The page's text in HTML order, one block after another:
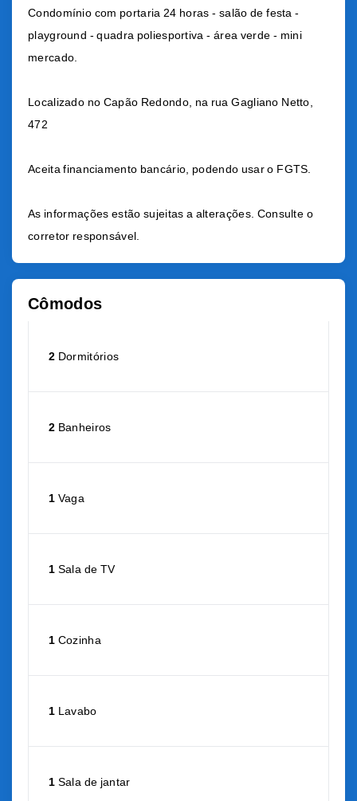
Condomínio com portaria 24 horas - salão de festa -
playground - quadra poliesportiva - área verde - mini
mercado.
Localizado no Capão Redondo, na rua Gagliano Netto,
472
Aceita financiamento bancário, podendo usar o FGTS.
As informações estão sujeitas a alterações. Consulte o
corretor responsável.
Cômodos
2 Dormitórios
2 Banheiros
1 Vaga
1 Sala de TV
1 Cozinha
1 Lavabo
1 Sala de jantar